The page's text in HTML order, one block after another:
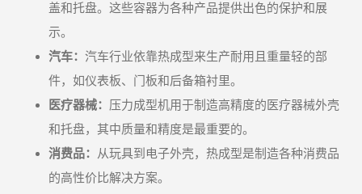
盖和托盘。这些容器为各种产品提供出色的保护和展
示。
汽车： 汽车行业依靠热成型来生产耐用且重量轻的部
件，如仪表板、门板和后备箱衬里。
医疗器械： 压力成型机用于制造高精度的医疗器械外壳
和托盘，其中质量和精度是最重要的。
消费品：
从玩具到电子外壳，热成型是制造各种消费品
的高性价比解决方案。